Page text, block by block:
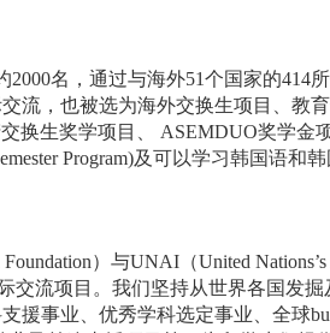
名，通过与海外51个国家的414
流，也被选为海外交换生项目、教
换生奖学项目、 ASEMDUO奖学金
Program)及可以学习韩国语和
）与UNAI（United Nations’s
交流项目。我们坚持从世界各国发掘
援事业、优秀学科选定事业、全球